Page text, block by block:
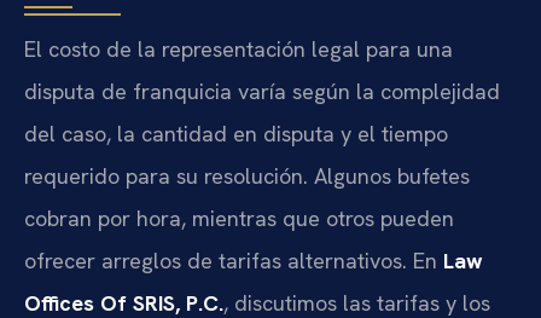
El costo de la representación legal para una
disputa de franquicia varía según la complejidad
del caso, la cantidad en disputa y el tiempo
requerido para su resolución. Algunos bufetes
cobran por hora, mientras que otros pueden
ofrecer arreglos de tarifas alternativos. En Law
Offices Of SRIS, P.C., discutimos las tarifas y los